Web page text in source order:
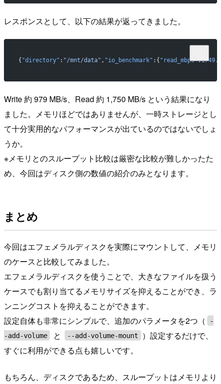
レスポンスとして、以下の結果が返ってきました。
{ "directory" : "/mnt/data" , "io_benchmark" :{ "read_mbps":
Write 約 979 MB/s、Read 約 1,750 MB/s という結果になり
ました。メモリほどではありませんが、一時ストレージとし
て十分実用的なパフォーマンスが出ているのではないでしょ
うか。
※メモリとのスループット比較は厳密な比較が難しかったた
め、今回はディスク側の数値の紹介のみとなります。
まとめ
今回はエフェメラルディスクを実際にマウントして、メモリ
のケースと比較してみました。
エフェメラルディスクを使うことで、大きなファイルを扱う
ケースでも割り当てるメモリサイズを抑えることができ、ラ
ンニングコストを抑えることができます。
設定自体も非常にシンプルで、追加のパラメータを2つ（
-
-add-volume
と --add-volume-mount
）設定するだけで、
すぐに利用ができる点も嬉しいです。
もちろん、ディスクであるため、スループットはメモリより